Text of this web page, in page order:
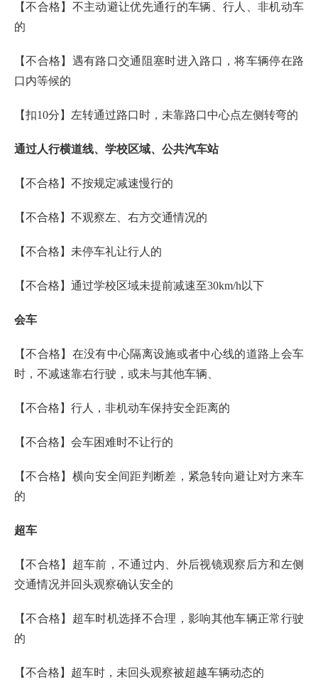
【不合格】不主动避让优先通行的车辆、行人、非机动车
的
【不合格】遇有路口交通阻塞时进入路口，将车辆停在路
口内等候的
【扣10分】左转通过路口时，未靠路口中心点左侧转弯的
通过人行横道线、学校区域、公共汽车站
【不合格】不按规定减速慢行的
【不合格】不观察左、右方交通情况的
【不合格】未停车礼让行人的
【不合格】通过学校区域未提前减速至30km/h以下
会车
【不合格】在没有中心隔离设施或者中心线的道路上会车
时，不减速靠右行驶，或未与其他车辆、
【不合格】行人，非机动车保持安全距离的
【不合格】会车困难时不让行的
【不合格】横向安全间距判断差，紧急转向避让对方来车
的
超车
【不合格】超车前，不通过内、外后视镜观察后方和左侧
交通情况并回头观察确认安全的
【不合格】超车时机选择不合理，影响其他车辆正常行驶
的
【不合格】超车时，未回头观察被超越车辆动态的